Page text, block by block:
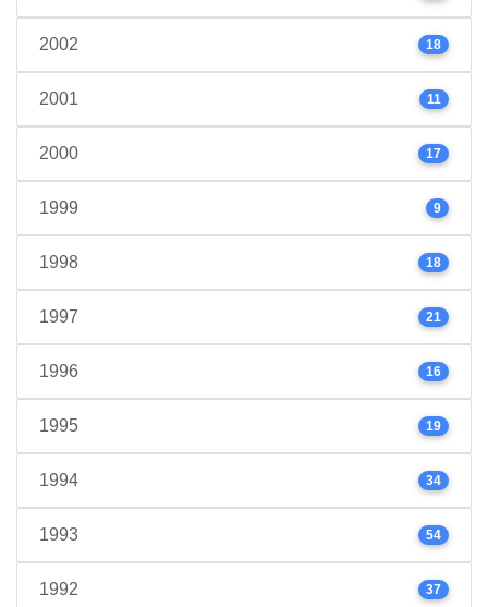
2002 18
2001 11
2000 17
1999 9
1998 18
1997 21
1996 16
1995 19
1994 34
1993 54
1992 37